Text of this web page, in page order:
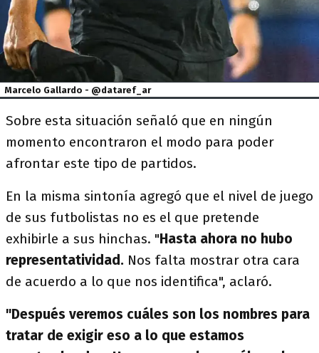
Marcelo Gallardo - @dataref_ar
Sobre esta situación señaló que en ningún
momento encontraron el modo para poder
afrontar este tipo de partidos.
En la misma sintonía agregó que el nivel de juego
de sus futbolistas no es el que pretende
exhibirle a sus hinchas. "Hasta ahora no hubo
representatividad. Nos falta mostrar otra cara
de acuerdo a lo que nos identifica", aclaró.
"Después veremos cuáles son los nombres para
tratar de exigir eso a lo que estamos